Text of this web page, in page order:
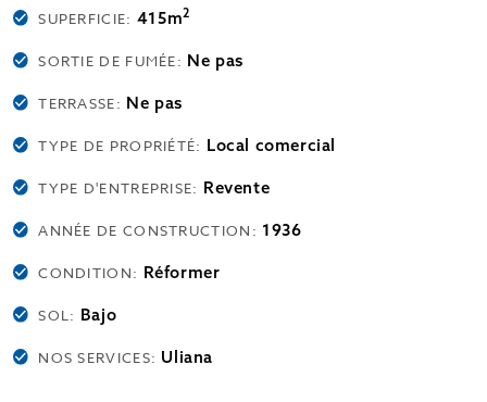
SUPERFICIE: 415m2
SORTIE DE FUMÉE: Ne pas
TERRASSE: Ne pas
TYPE DE PROPRIÉTÉ: Local comercial
TYPE D'ENTREPRISE: Revente
ANNÉE DE CONSTRUCTION: 1936
CONDITION: Réformer
SOL: Bajo
NOS SERVICES: Uliana